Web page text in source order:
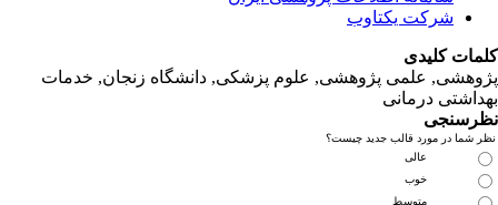
خدمات‌